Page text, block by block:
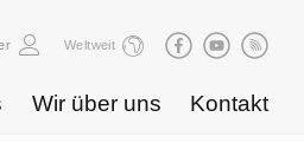
Weltweit
Wir über uns Kontakt